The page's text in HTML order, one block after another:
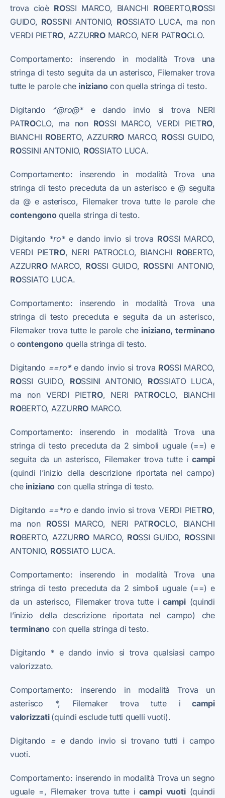
trova cioè ROSSI MARCO, BIANCHI ROBERTO,ROSSI
GUIDO, ROSSINI ANTONIO, ROSSIATO LUCA, ma non
VERDI PIETRO, AZZURRO MARCO, NERI PATROCLO.
Comportamento: inserendo in modalità Trova una
stringa di testo seguita da un asterisco, Filemaker trova
tutte le parole che inizianocon quella stringa di testo.
Digitando *@ro@* e dando invio si trova NERI
PATROCLO, ma non ROSSI MARCO, VERDI PIETRO,
BIANCHI ROBERTO, AZZURRO MARCO, ROSSI GUIDO,
ROSSINI ANTONIO, ROSSIATO LUCA.
Comportamento: inserendo in modalità Trova una
stringa di testo preceduta da un asterisco e @ seguita
da @ e asterisco, Filemaker trova tutte le parole che
contengonoquella stringa di testo.
​Digitando *ro* e dando invio si trova ROSSI MARCO,
VERDI PIETRO, NERI PATROCLO, BIANCHI ROBERTO,
AZZURROMARCO, ROSSI GUIDO, ROSSINI ANTONIO,
ROSSIATO LUCA.
Comportamento: inserendo in modalità Trova una
stringa di testo preceduta e seguita da un asterisco,
Filemaker trova tutte le parole che iniziano, terminano
o contengono quella stringa di testo.
Digitando ==ro* e dando invio si trova ROSSI MARCO,
ROSSI GUIDO, ROSSINI ANTONIO, ROSSIATO LUCA,
ma non VERDI PIETRO, NERI PATROCLO, BIANCHI
ROBERTO, AZZURRO MARCO.
Comportamento: inserendo in modalità Trova una
stringa di testo preceduta da 2 simboli uguale (==) e
seguita da un asterisco, Filemaker trova tutte icampi
(quindi l’inizio della descrizione riportata nel campo)
che iniziano con quella stringa di testo.
Digitando ==*roe dando invio si trova VERDI PIETRO,
ma non ROSSI MARCO, NERI PATROCLO, BIANCHI
ROBERTO, AZZURRO MARCO, ROSSI GUIDO, ROSSINI
ANTONIO, ROSSIATO LUCA.
Comportamento: inserendo in modalità Trova una
stringa di testo preceduta da 2 simboli uguale (==) e
da un asterisco, Filemaker trova tutte i campi(quindi
l’inizio della descrizione riportata nel campo) che
terminanocon quella stringa di testo.
Digitando * e dando invio si trova qualsiasi campo
valorizzato.
Comportamento: inserendo in modalità Trova un
asterisco *, Filemaker trova tutte i
campi
valorizzati (quindi esclude tutti quelli vuoti).
Digitando = e dando invio si trovano tutti i campo
vuoti.
Comportamento: inserendo in modalità Trova un segno
uguale =, Filemaker trova tutte i campi vuoti(quindi